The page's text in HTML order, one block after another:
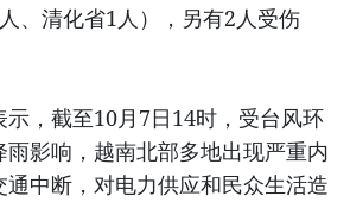
、清化省1人），另有2人受伤
，截至10月7日14时，受台风环
影响，越南北部多地出现严重内
中断，对电力供应和民众生活造